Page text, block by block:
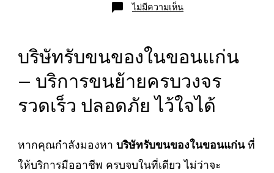
ไม่มีความเห็นบน
บริษัท
ขอนแก่น
บริษัทรับขนของในขอนแก่น
– บริการขนย้ายครบวงจร
รวดเร็ว ปลอดภัย ไว้ใจได้
หากคุณกำลังมองหา บริษัทรับขนของในขอนแก่นที่
ให้บริการมืออาชีพ ครบจบในที่เดียว ไม่ว่าจะ